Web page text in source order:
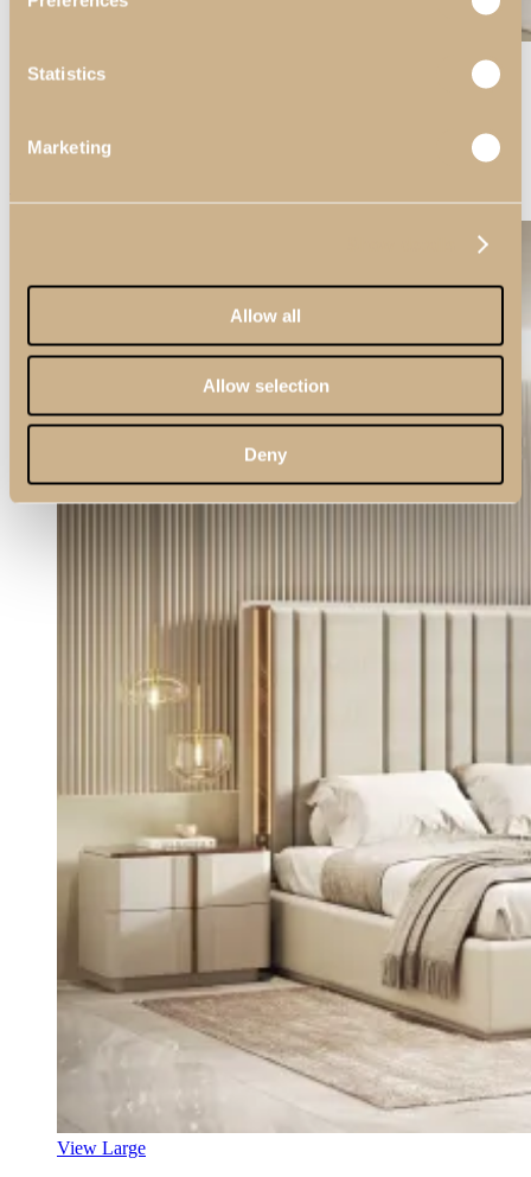
Statistics
Marketing
Allow all
Allow selection
Deny
Quartos
View Large